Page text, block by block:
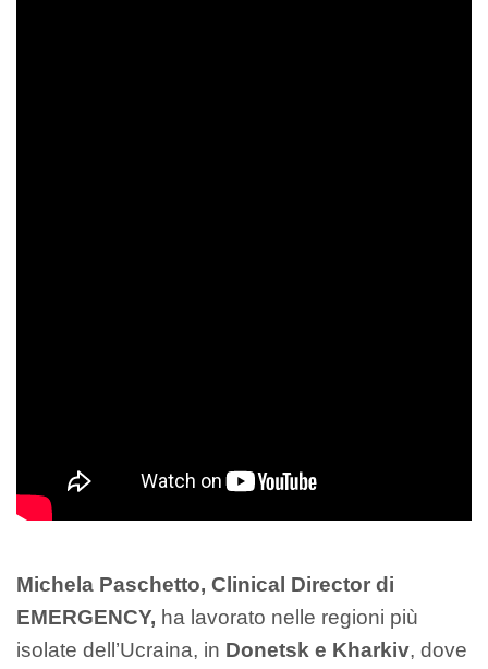
Michela Paschetto, Clinical Director di
EMERGENCY, ha lavorato nelle regioni più
isolate dell’Ucraina, in Donetsk e Kharkiv, dove